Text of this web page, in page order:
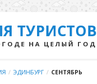
ТУРИСТОВ
НА ЦЕЛЫЙ ГОД
/ ЭДИНБУРГ / СЕНТЯБРЬ